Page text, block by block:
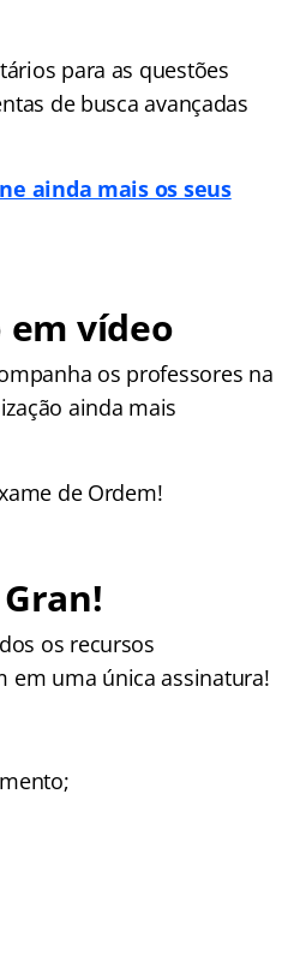
para as questões
de busca avançadas
ainda mais os seus
em vídeo
os professores na
ainda mais
de Ordem!
os recursos
em uma única assinatura!